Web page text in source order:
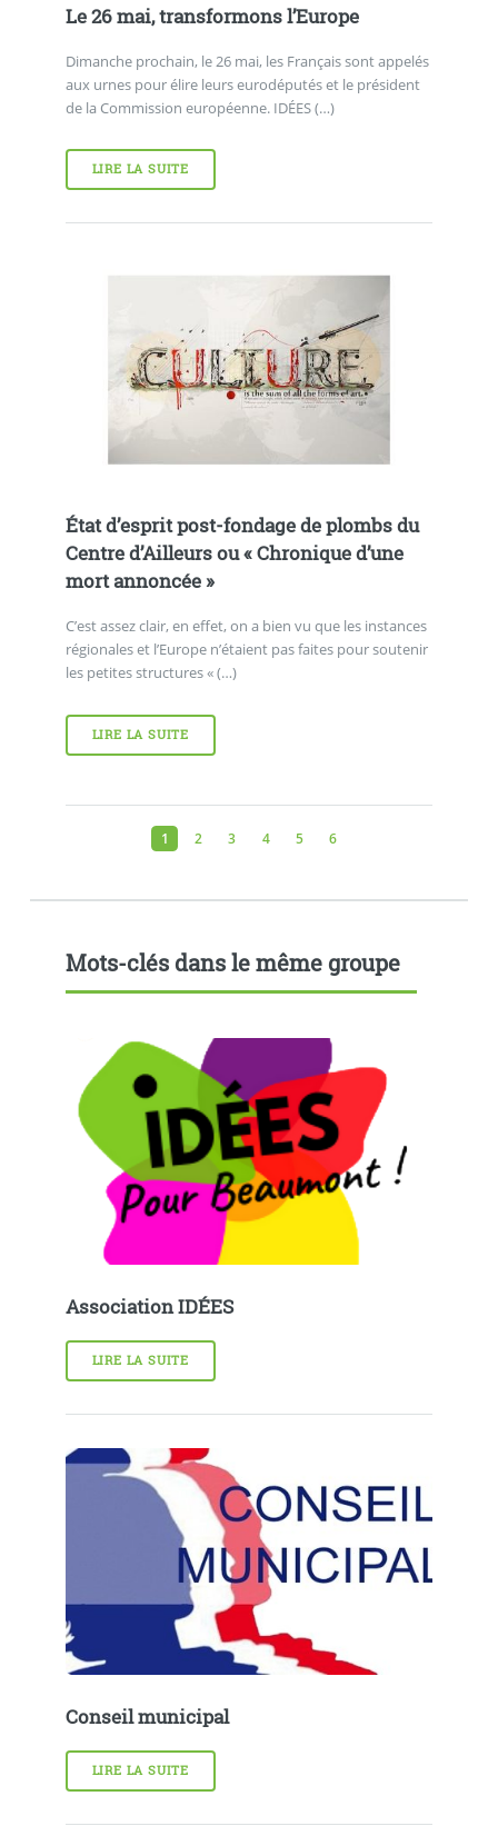
Le 26 mai, transformons l’Europe
Dimanche prochain, le 26 mai, les Français sont appelés
aux urnes pour élire leurs eurodéputés et le président
de la Commission européenne. IDÉES (…)
LIRE LA SUITE
État d’esprit post-fondage de plombs du
Centre d’Ailleurs ou « Chronique d’une
mort annoncée »
C’est assez clair, en effet, on a bien vu que les instances
régionales et l’Europe n’étaient pas faites pour soutenir
les petites structures « (…)
LIRE LA SUITE
1 2 3 4 5 6
Mots-clés dans le même groupe
Association IDÉES
LIRE LA SUITE
Conseil municipal
LIRE LA SUITE